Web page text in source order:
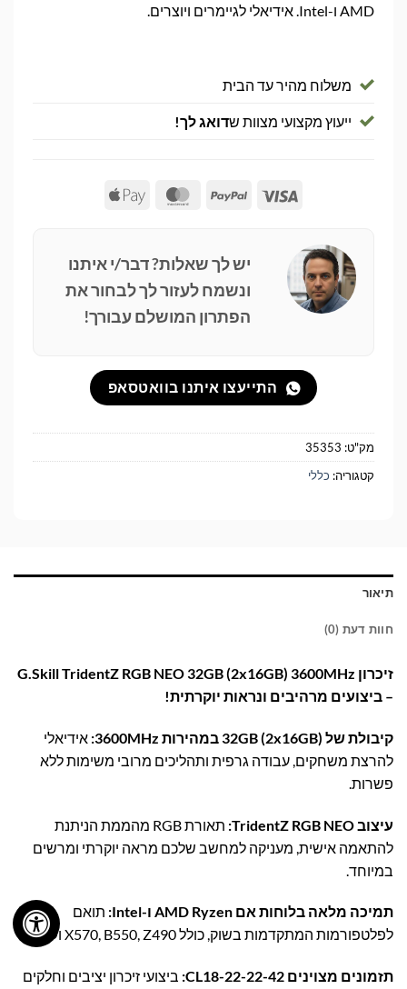
AMD ו-Intel. אידיאלי לגיימרים ויוצרים.
משלוח מהיר עד הבית
ייעוץ מקצועי מצוות שדואג לך!
Visa
PayPal
MasterCard
Apple
יש לך שאלות? דבר/י איתנו
ונשמח לעזור לך לבחור את
הפתרון המושלם עבורך!
התייעצו איתנו בוואטסאפ
מק"ט: 35353
קטגוריה: כללי
תיאור
חוות דעת (0)
זיכרון G.Skill TridentZ RGB NEO 32GB (2x16GB) 3600MHz
– ביצועים מרהיבים ונראות יוקרתית!
קיבולת של 32GB (2x16GB) במהירות 3600MHz:
אידיאלי
להרצת משחקים, עבודה גרפית ותהליכים מרובי משימות ללא
פשרות.
עיצוב TridentZ RGB NEO:
תאורת RGB מהממת הניתנת
להתאמה אישית, מעניקה למחשב שלכם מראה יוקרתי ומרשים
במיוחד.
תמיכה מלאה בלוחות אם AMD Ryzen ו-Intel:
תואם
לפלטפורמות המתקדמות בשוק, כולל X570, B550, Z490 ועוד.
תזמונים מצוינים CL18-22-22-42:
ביצועי זיכרון יציבים וחלקים